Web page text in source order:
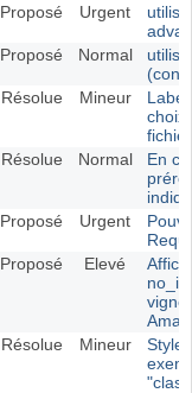
Proposé Urgent
Proposé Normal
Résolue Mineur
choix
fichier
Résolue Normal
En
Proposé Urgent
Proposé Elevé
Résolue Mineur
Style